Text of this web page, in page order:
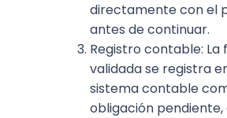
directamente con el
antes de continuar.
Registro contable: La
validada se registra
sistema contable
obligación